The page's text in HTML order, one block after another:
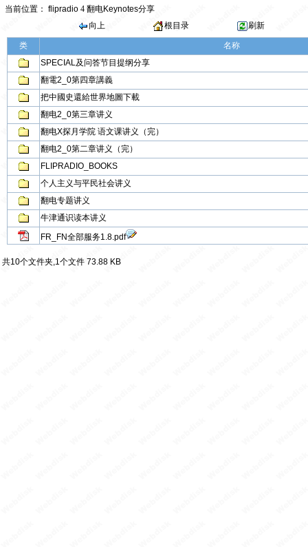
当前位置： flipradio 4 翻电Keynotes分享
向上
根目录 刷新
类
名称
SPECIAL及问答节目提纲分享
翻電2_0第四章講義
把中國史還給世界地圖下載
翻电2_0第三章讲义
翻电X探月学院 语文课讲义（完）
翻电2_0第二章讲义（完）
FLIPRADIO_BOOKS
个人主义与平民社会讲义
翻电专题讲义
牛津通识读本讲义
FR_FN全部服务1.8.pdf
共10个文件夹,1个文件 73.88 KB